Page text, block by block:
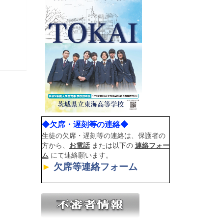
◆欠席・遅刻等の連絡◆
生徒の欠席・遅刻等の連絡は、保護者の
方から、 お電話 または以下の 連絡フォー
ムにて連絡願います。
► 欠席等連絡フォーム